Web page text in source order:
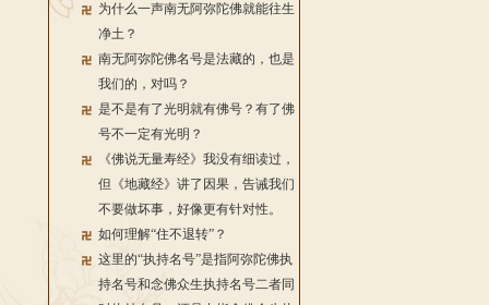
为什么一声南无阿弥陀佛就能往生
净土？
南无阿弥陀佛名号是法藏的，也是
我们的，对吗？
是不是有了光明就有佛号？有了佛
号不一定有光明？
《佛说无量寿经》我没有细读过，
但《地藏经》讲了因果，告诫我们
不要做坏事，好像更有针对性。
如何理解“住不退转”？
这里的“执持名号”是指阿弥陀佛执
持名号和念佛众生执持名号二者同